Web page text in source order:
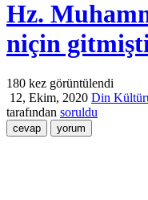
Hz.
niçin
180 kez görüntülendi
12, Ekim, 2020 Din
tarafından soruldu